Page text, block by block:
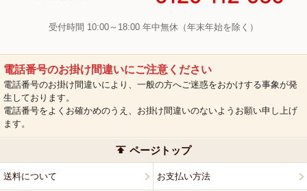
受付時間 10:00～18:00 年中無休（年末年始を除く）
電話番号のお掛け間違いにご注意ください
電話番号のお掛け間違いにより、一般の方へご迷惑をおかけする事象が発
生しております。
電話番号をよくお確かめのうえ、お掛け間違いのないようお願い申し上げ
ます。
ページトップ
送料について お支払い方法